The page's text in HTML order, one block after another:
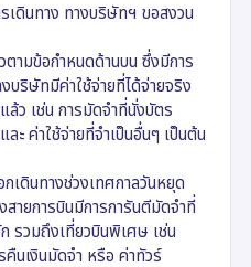
เดินทาง ทางบริษัทฯ ขอสงวน
ตามข้อกำหนดด้านบน ซึ่งมีการ
บริษัทมีค่าใช้จ่ายที่ได้จ่ายจริง
ล้ว เช่น การมัดจำที่นั่งบัตร
ะ ค่าใช้จ่ายที่จำเป็นอื่นๆ เป็นต้น
เดินทางช่วงเทศกาลวันหยุด
สายการบินมีการการันตีมัดจำที่
รวมถึงเที่ยวบินพิเศษ เช่น
คืนเงินมัดจำ หรือ ค่าทัวร์